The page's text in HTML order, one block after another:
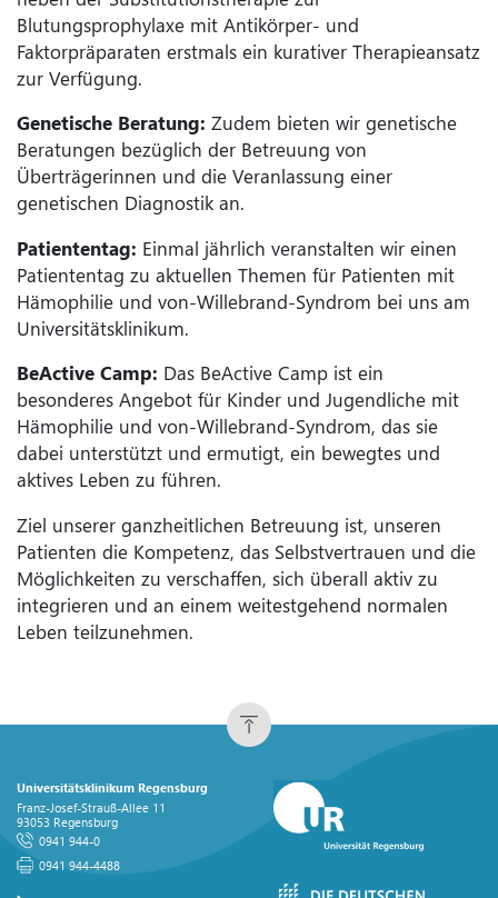
Blutungsprophylaxe mit Antikörper- und
Faktorpräparaten erstmals ein kurativer Therapieansatz
zur Verfügung.
Genetische Beratung: Zudem bieten wir genetische
Beratungen bezüglich der Betreuung von
Überträgerinnen und die Veranlassung einer
genetischen Diagnostik an.
Patiententag: Einmal jährlich veranstalten wir einen
Patiententag zu aktuellen Themen für Patienten mit
Hämophilie und von-Willebrand-Syndrom bei uns am
Universitätsklinikum.
BeActive Camp: Das BeActive Camp ist ein
besonderes Angebot für Kinder und Jugendliche mit
Hämophilie und von-Willebrand-Syndrom, das sie
dabei unterstützt und ermutigt, ein bewegtes und
aktives Leben zu führen.
Ziel unserer ganzheitlichen Betreuung ist, unseren
Patienten die Kompetenz, das Selbstvertrauen und die
Möglichkeiten zu verschaffen, sich überall aktiv zu
integrieren und an einem weitestgehend normalen
Leben teilzunehmen.
Universitätsklinikum Regensburg
Franz-Josef-Strauß-Allee 11
93053 Regensburg
0941 944-0
0941 944-4488